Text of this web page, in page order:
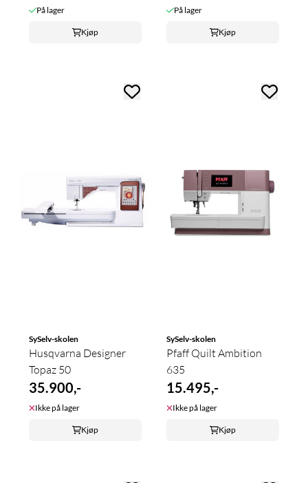
På lager
Kjøp
På lager
Kjøp
SySelv-skolen
Husqvarna Designer
Topaz 50
35.900,-
Ikke på lager
Kjøp
SySelv-skolen
Pfaff Quilt Ambition
635
15.495,-
Ikke på lager
Kjøp